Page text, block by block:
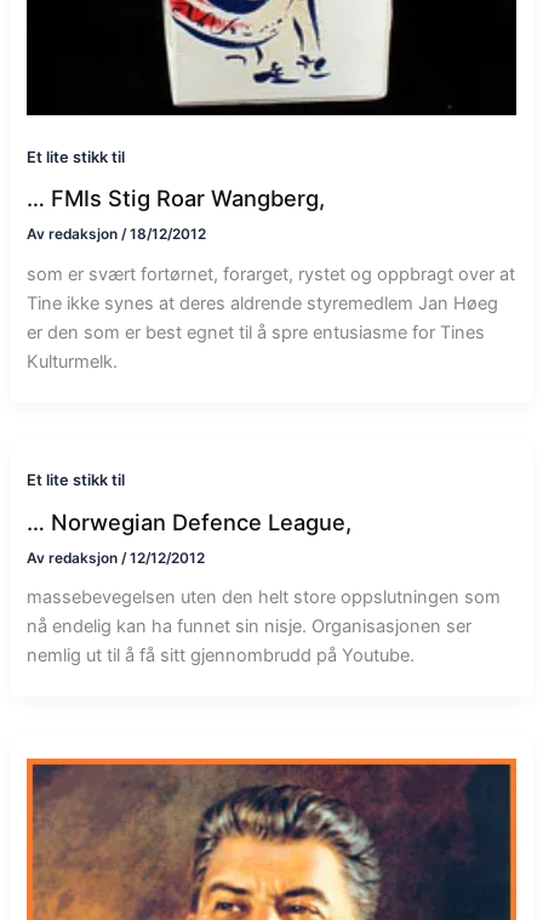
Et lite stikk til
… FMIs Stig Roar Wangberg,
Av redaksjon/18/12/2012
som er svært fortørnet, forarget, rystet og oppbragt over at
Tine ikke synes at deres aldrende styremedlem Jan Høeg
er den som er best egnet til å spre entusiasme for Tines
Kulturmelk.
Et lite stikk til
… Norwegian Defence League,
Av redaksjon /12/12/2012
massebevegelsen uten den helt store oppslutningen som
nå endelig kan ha funnet sin nisje. Organisasjonen ser
nemlig ut til å få sitt gjennombrudd på Youtube.